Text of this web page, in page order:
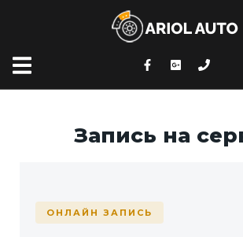
Запись на
ОНЛАЙН ЗАПИСЬ